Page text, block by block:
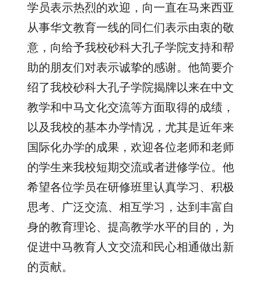
学员表示热烈的欢迎，向一直在马来西亚
从事华文教育一线的同仁们表示由衷的敬
意，向给予我校砂科大孔子学院支持和帮
助的朋友们对表示诚挚的感谢。他简要介
绍了我校砂科大孔子学院揭牌以来在中文
教学和中马文化交流等方面取得的成绩，
以及我校的基本办学情况，尤其是近年来
国际化办学的成果，欢迎各位老师和老师
的学生来我校短期交流或者进修学位。他
希望各位学员在研修班里认真学习、积极
思考、广泛交流、相互学习，达到丰富自
身的教育理论、提高教学水平的目的，为
促进中马教育人文交流和民心相通做出新
的贡献。